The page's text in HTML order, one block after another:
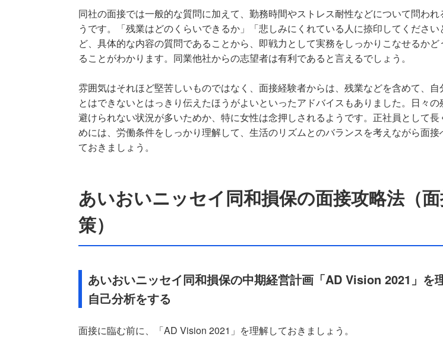
同社の面接では一般的な質問に加えて、勤務時間やストレス耐性などについて問われ
うです。「残業はどのくらいできるか」「悲しみにくれている人に捺印してくださ
ど、具体的な内容の質問であることから、即戦力として実務をしっかりこなせるかど
ることがわかります。同業他社からの志望者は有利であると言えるでしょう。
雰囲気はそれほど堅苦しいものではなく、面接経験者からは、残業などを含めて、自
とはできないとはっきり伝えたほうがよいといったアドバイスもありました。日々の
避けられない状況が多いためか、特に女性は念押しされるようです。正社員として長
めには、労働条件をしっかり理解して、生活のリズムとのバランスを考えながら面接
ておきましょう。
あいおいニッセイ同和損保の面接攻略法（
策）
あいおいニッセイ同和損保の中期経営計画「AD Vision 2021」を
自己分析をする
面接に臨む前に、「AD Vision 2021」を理解しておきましょう。